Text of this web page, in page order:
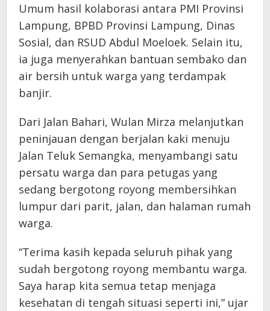
Umum hasil kolaborasi antara PMI Provinsi
Lampung, BPBD Provinsi Lampung, Dinas
Sosial, dan RSUD Abdul Moeloek. Selain itu,
ia juga menyerahkan bantuan sembako dan
air bersih untuk warga yang terdampak
banjir.
Dari Jalan Bahari, Wulan Mirza melanjutkan
peninjauan dengan berjalan kaki menuju
Jalan Teluk Semangka, menyambangi satu
persatu warga dan para petugas yang
sedang bergotong royong membersihkan
lumpur dari parit, jalan, dan halaman rumah
warga.
“Terima kasih kepada seluruh pihak yang
sudah bergotong royong membantu warga.
Saya harap kita semua tetap menjaga
kesehatan di tengah situasi seperti ini,” ujar